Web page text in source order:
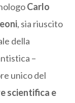
Carlo
, sia riuscito
della
–
unico del
scientifica e